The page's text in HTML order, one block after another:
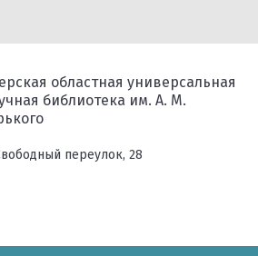
областная универсальная
библиотека им. А. М.
переулок, 28